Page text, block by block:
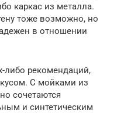
каркас из металла.
тоже возможно, но
в отношении
либо рекомендаций,
С мойками из
сочетаются
и синтетическим